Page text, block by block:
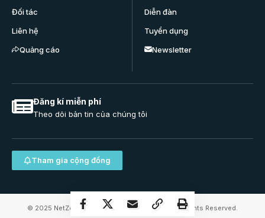
Đối tác
Liên hệ
Quảng cáo
Diễn đàn
Tuyển dụng
Newsletter
Đăng kí miễn phí
Theo dõi bản tin của chúng tôi
Tham gia cộng đồng
© 2025 NetZero.VN | Net Zero VietNam JSC. All Rights Reserved.